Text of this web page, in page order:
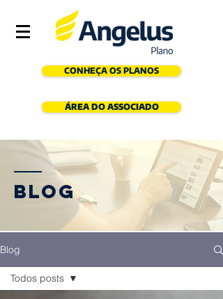
CONHEÇA OS PLANOS
ÁREA DO ASSOCIADO
Blog
Blog
Todos posts